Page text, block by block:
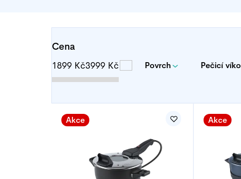
Cena
1899 Kč3999 Kč Povrch Pečicí víko
V
Akce Akce